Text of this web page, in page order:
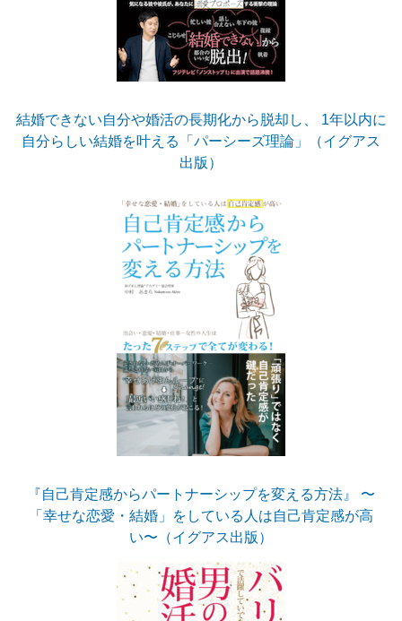
結婚できない自分や婚活の長期化から脱却し、 1年以内に
自分らしい結婚を叶える「パーシーズ理論」（イグアス
出版）
『自己肯定感からパートナーシップを変える方法』 〜
「幸せな恋愛・結婚」をしている人は自己肯定感が高
い〜（イグアス出版）